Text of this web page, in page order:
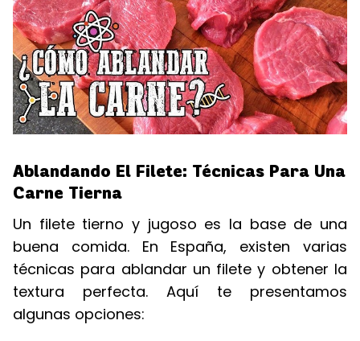
Ablandando El Filete: Técnicas Para Una
Carne Tierna
Un filete tierno y jugoso es la base de una
buena comida. En España, existen varias
técnicas para ablandar un filete y obtener la
textura perfecta. Aquí te presentamos
algunas opciones: